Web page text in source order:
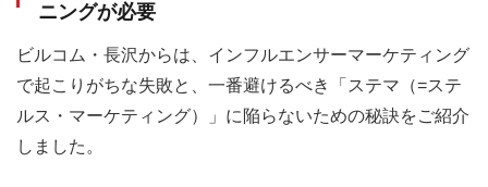
ニングが必要
ビルコム・長沢からは、インフルエンサーマーケティング
で起こりがちな失敗と、一番避けるべき「ステマ（=ステ
ルス・マーケティング）」に陥らないための秘訣をご紹介
しました。